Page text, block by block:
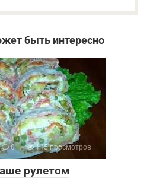
быть интересно
0 115 просмотров
рулетом